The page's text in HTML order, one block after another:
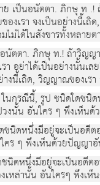
ปนอนัตตา. ภิกษุ ท .! ถ
งเรา จงเปนอยางนี้
ไมไดในสังขารทั้งหลา
ตา. ภิกษุ ท.! ถาวิญญาณ
า อยาไดเปนอยา
งนี้เถิด, วิญญาณของเรา
กรณีนี้, รูป ชนิดใดชนิด
น อันใคร ๆ พึงเห็นดวย
นิดหนึ่งมีอยูจะเปนอ
ๆ พึงเห็นดวยปญญาอัน
หนึ่งมีอยูจะเปนอดีต
านั้น อันใครๆ พึงเห็นด